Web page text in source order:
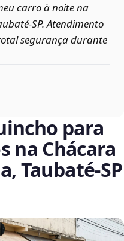
carro à noite na
Atendimento
segurança durante
para
na Chácara
Taubaté‑SP